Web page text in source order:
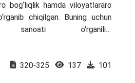
bog‘liqlik hamda viloyatlararo
chiqilgan. Buning uchun
sanoati o‘rganilib,
Bundan tashqari sayyohlik
o‘rganib chiqilib, ularning
taqsimlanganlik darajasi ham
320-325 137 101